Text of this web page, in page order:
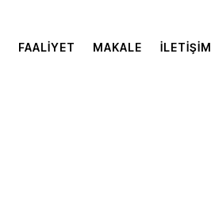
FAALIYET MAKALE İLETIŞIM